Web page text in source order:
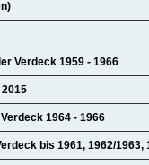
Verdeck 1959 - 1966
1964 - 1966
bis 1961, 1962/1963,